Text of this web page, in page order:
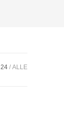
24 ALLE